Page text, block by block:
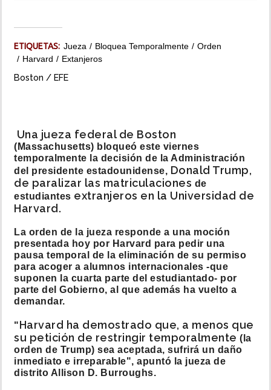
ETIQUETAS: Jueza Bloquea Temporalmente
Orden
Harvard
Extanjeros
Boston / EFE
Una jueza federal de Boston
(Massachusetts) bloqueó este viernes
temporalmente la decisión de la Administración
del presidente estadounidense, Donald Trump,
de paralizar las matriculaciones de
estudiantes extranjeros en la Universidad de
Harvard.
La orden de la jueza responde a una moción
presentada hoy por Harvard para pedir una
pausa temporal de la eliminación de su permiso
para acoger a alumnos internacionales -que
suponen la cuarta parte del estudiantado- por
parte del Gobierno, al que además ha vuelto a
demandar.
"Harvard ha demostrado que, a menos que
su petición de restringir temporalmente (la
orden de Trump) sea aceptada, sufrirá un daño
inmediato e irreparable", apuntó la jueza de
distrito Allison D. Burroughs.